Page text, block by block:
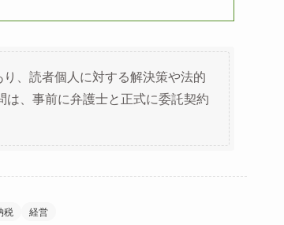
、読者個人に対する解決策や法的
、事前に弁護士と正式に委託契約
税 経営